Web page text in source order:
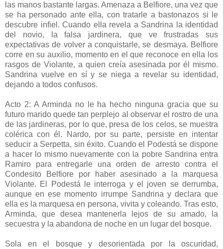
las manos bastante largas. Amenaza a Belfiore, una vez que
se ha personado ante ella, con tratarle a bastonazos si le
descubre infiel. Cuando ella revela a Sandrina la identidad
del novio, la falsa jardinera, que ve frustradas sus
expectativas de volver a conquistarle, se desmaya. Belfiore
corre en su auxilio, momento en el que reconoce en ella los
rasgos de Violante, a quien creía asesinada por él mismo.
Sandrina vuelve en sí y se niega a revelar su identidad,
dejando a todos confusos.
Acto 2: A Arminda no le ha hecho ninguna gracia que su
futuro marido quede tan perplejo al observar el rostro de una
de las jardineras, por lo que, presa de los celos, se muestra
colérica con él. Nardo, por su parte, persiste en intentar
seducir a Serpetta, sin éxito. Cuando el Podestá se dispone
a hacer lo mismo nuevamente con la pobre Sandrina entra
Ramiro para entregarle una orden de arresto contra el
Condesito Belfiore por haber asesinado a la marquesa
Violante. El Podestá le interroga y el joven se derrumba,
aunque en ese momento irrumpe Sandrina y declara que
ella es la marquesa en persona, vivita y coleando. Tras esto,
Arminda, que desea mantenerla lejos de su amado, la
secuestra y la abandona de noche en un lugar del bosque.
Sola en el bosque y desorientada por la oscuridad,